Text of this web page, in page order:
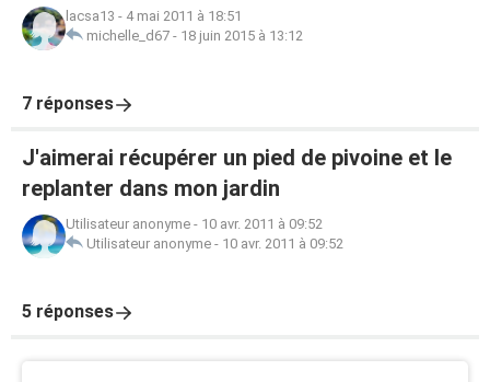
lacsa13 - 4 mai 2011 à 18:51
michelle_d67 - 18 juin 2015 à 13:12
7 réponses
J'aimerai récupérer un pied de pivoine et le
replanter dans mon jardin
Utilisateur anonyme - 10 avr. 2011 à 09:52
Utilisateur anonyme - 10 avr. 2011 à 09:52
5 réponses